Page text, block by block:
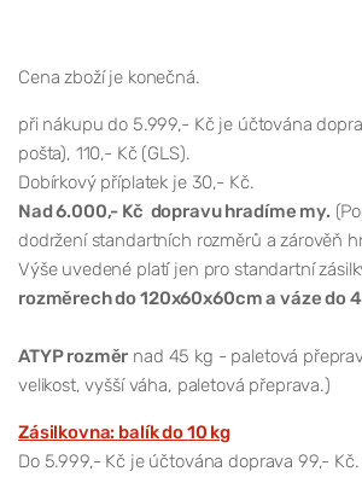
Cena zboží je konečná.
při nákupu do 5.999,- Kč je účtována
pošta), 110,- Kč (GLS).
Dobírkový příplatek je 30,- Kč.
Nad 6.000,- Kč dopravu hradíme my.
dodržení standartních rozměrů a zárověň
Výše uvedené platí jen pro standartní
rozměrech do 120x60x60cm a váze do
ATYP rozměr nad 45 kg - paletová
velikost, vyšší váha, paletová přeprava.)
Zásilkovna: balík do 10 kg
Do 5.999,- Kč je účtována doprava 99,-